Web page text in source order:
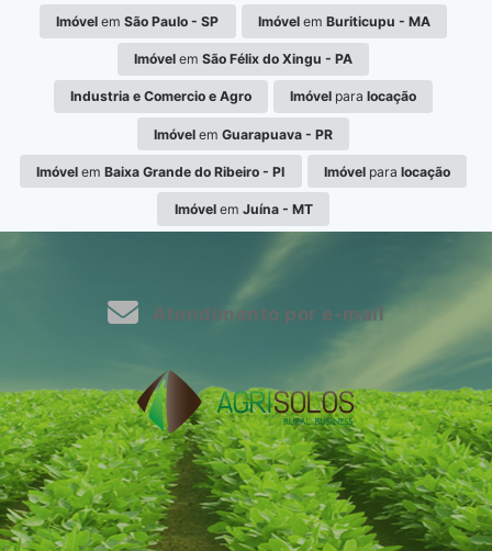
Imóvel emSão Paulo - SP Imóvelem Buriticupu - MA
Imóvel em São Félix do Xingu - PA
Industria e Comercio e Agro Imóvel paralocação
Imóvel em Guarapuava - PR
Imóvel emBaixa Grande do Ribeiro - PI Imóvelpara locação
Imóvelem Juína - MT
Atendimento por e-mail